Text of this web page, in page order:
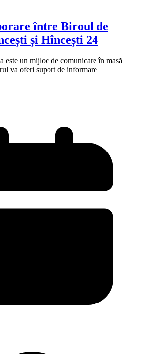
între Biroul de
și Hîncești 24
este un mijloc de comunicare în masă
va oferi suport de informare